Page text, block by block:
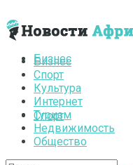
Бизнес
Спорт
Бизнес
Спорт
Культура
Интернет
Туризм
Недвижимость
Общество